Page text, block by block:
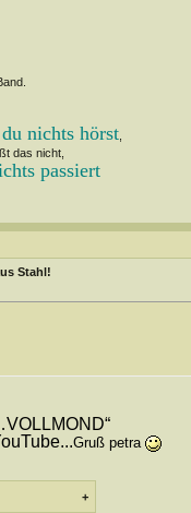
nichts hörst,
das nicht,
passiert
Stahl!
Gruß petra
+